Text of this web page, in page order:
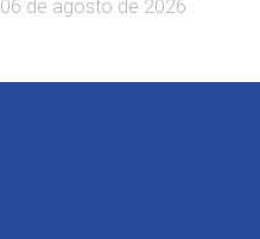
06 de agosto de 2026